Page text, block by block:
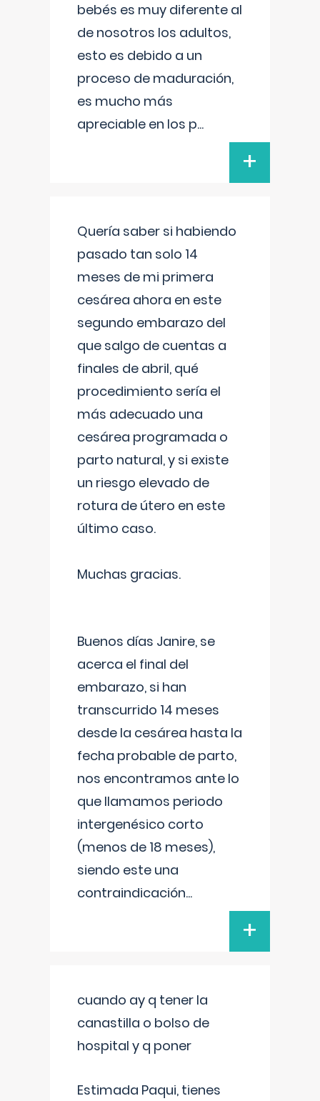
bebés es muy diferente al
de nosotros los adultos,
esto es debido a un
proceso de maduración,
es mucho más
apreciable en los p...
+
Quería saber si habiendo
pasado tan solo 14
meses de mi primera
cesárea ahora en este
segundo embarazo del
que salgo de cuentas a
finales de abril, qué
procedimiento sería el
más adecuado una
cesárea programada o
parto natural, y si existe
un riesgo elevado de
rotura de útero en este
último caso.
Muchas gracias.
Buenos días Janire, se
acerca el final del
embarazo, si han
transcurrido 14 meses
desde la cesárea hasta la
fecha probable de parto,
nos encontramos ante lo
que llamamos periodo
intergenésico corto
(menos de 18 meses),
siendo este una
contraindicación...
+
cuando ay q tener la
canastilla o bolso de
hospital y q poner
Estimada Paqui, tienes